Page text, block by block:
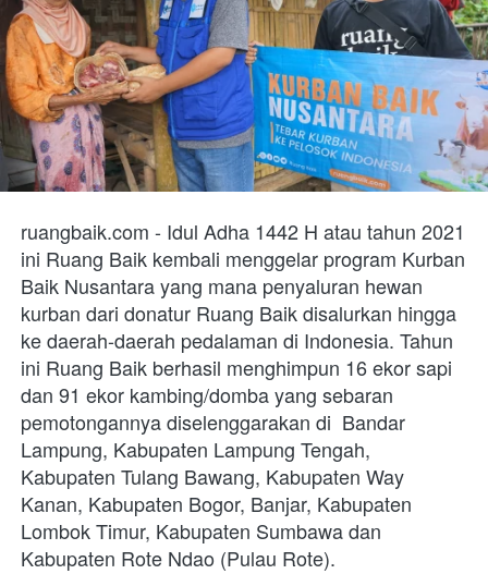
ruangbaik.com - Idul Adha 1442 H atau tahun 2021
ini Ruang Baik kembali menggelar program Kurban
Baik Nusantara yang mana penyaluran hewan
kurban dari donatur Ruang Baik disalurkan hingga
ke daerah-daerah pedalaman di Indonesia. Tahun
ini Ruang Baik berhasil menghimpun 16 ekor sapi
dan 91 ekor kambing/domba yang sebaran
pemotongannya diselenggarakan di Bandar
Lampung, Kabupaten Lampung Tengah,
Kabupaten Tulang Bawang, Kabupaten Way
Kanan, Kabupaten Bogor, Banjar, Kabupaten
Lombok Timur, Kabupaten Sumbawa dan
Kabupaten Rote Ndao (Pulau Rote).